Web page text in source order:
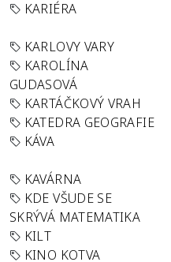
KARIÉRA
KARLOVY VARY
KAROLÍNA
GUDASOVÁ
KARTÁČKOVÝ VRAH
KATEDRA GEOGRAFIE
KÁVA
KAVÁRNA
KDE VŠUDE SE
SKRÝVÁ MATEMATIKA
KILT
KINO KOTVA